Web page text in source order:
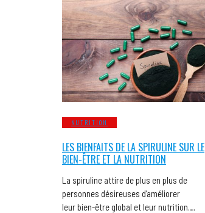
NUTRITION
LES BIENFAITS DE LA SPIRULINE SUR LE
BIEN-ÊTRE ET LA NUTRITION
La spiruline attire de plus en plus de
personnes désireuses d’améliorer
leur bien-être global et leur nutrition….